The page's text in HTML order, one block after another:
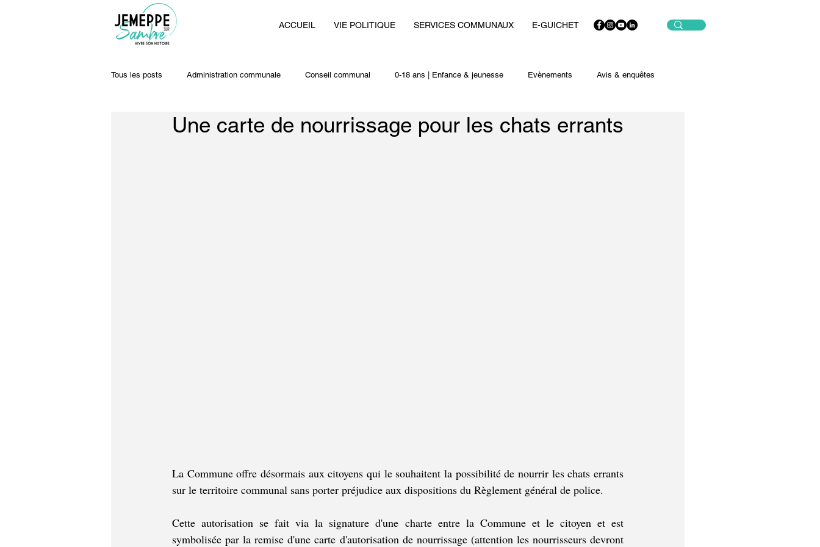
ACCUEIL VIE POLITIQUE SERVICES COMMUNAUX E-GUICHET
Tous les posts Administration communale Conseil communal 0-18 ans | Enfance & jeunesse Evènements Avis & enquêtes
Travaux & voiries Offres d'emploi Autres actualités
Une carte de nourrissage pour les chats errants
La Commune offre désormais aux citoyens qui le souhaitent la possibilité de nourrir les chats errants
sur le territoire communal sans porter préjudice aux dispositions du Règlement général de police.
Cette autorisation se fait via la signature d'une charte entre la Commune et le citoyen et est
symbolisée par la remise d'une carte d'autorisation de nourrissage (attention les nourrisseurs devront